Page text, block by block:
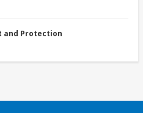
and Protection